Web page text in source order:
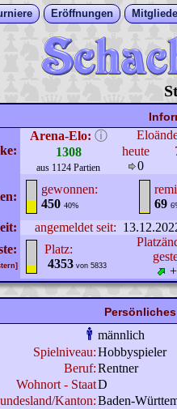
Eröffnungen
Arena-Elo: ⓘ
1308
aus 1124 Partien
heute
0
gewonnen:
450 40%
69
angemeldet seit:
Platz:
4353 von 5833
männlich
Spielniveau:Hobbyspieler
Beruf:Rentner
Wohnort - StaatD
Kanton:Baden-